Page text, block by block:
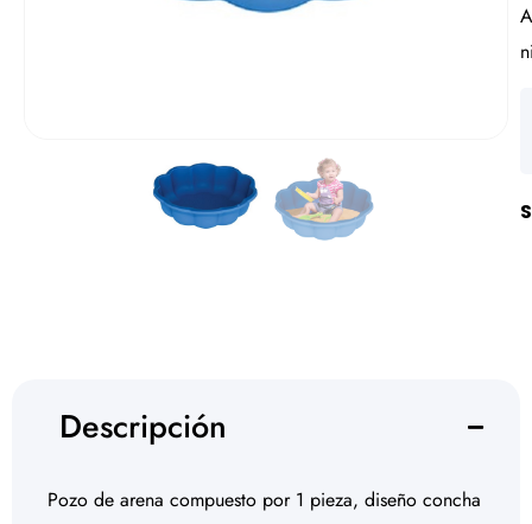
Descripción
Pozo de arena compuesto por 1 pieza, diseño concha